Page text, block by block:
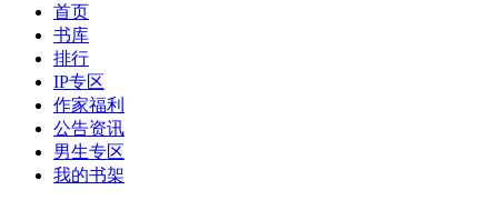
首页
书库
排行
IP专区
作家福利
公告资讯
男生专区
我的书架